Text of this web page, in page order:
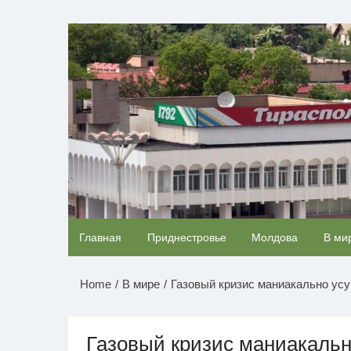
содержимомуНОВОСТИ
Главная Приднестровье Молдова В
Home В мире Газовый кризис маниакально
Газовый кризис
Ролик длится несколько секунд, а смеяться
будете долго